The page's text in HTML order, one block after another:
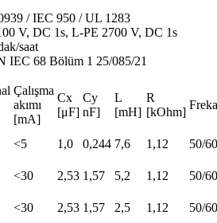
/ IEC 950 / UL 1283
V, DC 1s, L-PE 2700 V, DC 1s
saat
IEC 68 Bölüm 1 25/085/21
Çalışma
akımı
[mA]
Cx
[μF]
Cy
nF]
L
[mH]
R
[kOhm]
<5 1,0 0,244 7,6 1,12
50/60
<30 2,53 1,57 5,2 1,12
50/60
<30 2,53 1,57 2,5 1,12
50/60